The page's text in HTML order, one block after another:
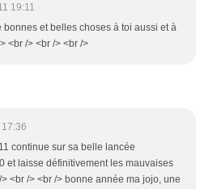
19:11
bonnes et belles choses à toi aussi et à
<br /> <br /> <br />
continue sur sa belle lancée
et laisse définitivement les mauvaises
<br /> <br /> bonne année ma jojo, une